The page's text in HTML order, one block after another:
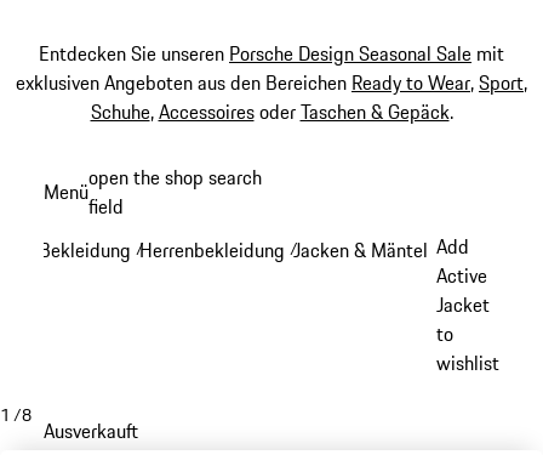
Entdecken Sie unseren Porsche Design Seasonal Sale mit
exklusiven Angeboten aus den Bereichen Ready to Wear,Sport,
Schuhe,AccessoiresoderTaschen & Gepäck.
Hauptinhalt
Menüopen the shop search
field
Bekleidung /Herrenbekleidung /Jacken & Mäntel /Add
Active
Jacket
to
wishlist
1 /8
Ausverkauft